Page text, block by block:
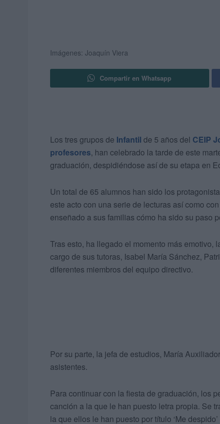
Imágenes: Joaquín Viera
Compartir en Whatsapp
Los tres grupos de Infantil de 5 años del CEIP
profesores, han celebrado la tarde de este
graduación, despidiéndose así de su etapa en
Un total de 65 alumnos han sido los
este acto con una serie de lecturas así como
enseñado a sus familias cómo ha sido su paso
Tras esto, ha llegado el momento más
cargo de sus tutoras, Isabel María Sánchez,
diferentes miembros del equipo directivo.
Por su parte, la jefa de estudios, María
asistentes.
Para continuar con la fiesta de graduación, los
canción a la que le han puesto letra propia. Se
la que ellos le han puesto por título ‘Me